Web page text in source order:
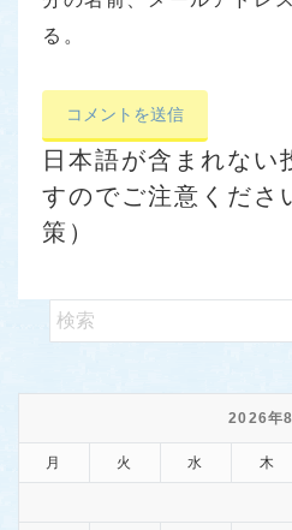
る。
日本語が含まれない
すのでご注意くださ
策）
2026年8
月 火 水 木